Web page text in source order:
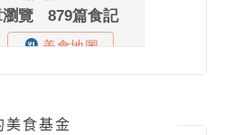
美食基金